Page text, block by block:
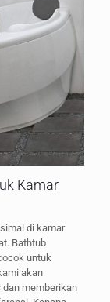
Kamar
di kamar
Bathtub
untuk
akan
dan memberikan